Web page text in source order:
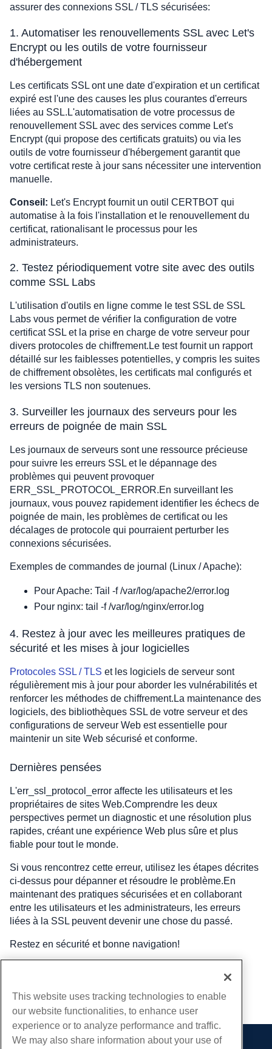
assurer des connexions SSL / TLS sécurisées:
1. Automatiser les renouvellements SSL avec Let's
Encrypt ou les outils de votre fournisseur
d'hébergement
Les certificats SSL ont une date d'expiration et un certificat
expiré est l'une des causes les plus courantes d'erreurs
liées au SSL.L'automatisation de votre processus de
renouvellement SSL avec des services comme Let's
Encrypt (qui propose des certificats gratuits) ou via les
outils de votre fournisseur d'hébergement garantit que
votre certificat reste à jour sans nécessiter une intervention
manuelle.
Conseil: Let's Encrypt fournit un outil CERTBOT qui
automatise à la fois l'installation et le renouvellement du
certificat, rationalisant le processus pour les
administrateurs.
2. Testez périodiquement votre site avec des outils
comme SSL Labs
L'utilisation d'outils en ligne comme le test SSL de SSL
Labs vous permet de vérifier la configuration de votre
certificat SSL et la prise en charge de votre serveur pour
divers protocoles de chiffrement.Le test fournit un rapport
détaillé sur les faiblesses potentielles, y compris les suites
de chiffrement obsolètes, les certificats mal configurés et
les versions TLS non soutenues.
3. Surveiller les journaux des serveurs pour les
erreurs de poignée de main SSL
Les journaux de serveurs sont une ressource précieuse
pour suivre les erreurs SSL et le dépannage des
problèmes qui peuvent provoquer
ERR_SSL_PROTOCOL_ERROR.En surveillant les
journaux, vous pouvez rapidement identifier les échecs de
poignée de main, les problèmes de certificat ou les
décalages de protocole qui pourraient perturber les
connexions sécurisées.
Exemples de commandes de journal (Linux / Apache):
Pour Apache: Tail -f /var/log/apache2/error.log
Pour nginx: tail -f /var/log/nginx/error.log
4. Restez à jour avec les meilleures pratiques de
sécurité et les mises à jour logicielles
Protocoles SSL / TLS et les logiciels de serveur sont
régulièrement mis à jour pour aborder les vulnérabilités et
renforcer les méthodes de chiffrement.La maintenance des
logiciels, des bibliothèques SSL de votre serveur et des
configurations de serveur Web est essentielle pour
maintenir un site Web sécurisé et conforme.
Dernières pensées
L'err_ssl_protocol_error affecte les utilisateurs et les
propriétaires de sites Web.Comprendre les deux
perspectives permet un diagnostic et une résolution plus
rapides, créant une expérience Web plus sûre et plus
fiable pour tout le monde.
Si vous rencontrez cette erreur, utilisez les étapes décrites
ci-dessus pour dépanner et résoudre le problème.En
maintenant des pratiques sécurisées et en collaborant
entre les utilisateurs et les administrateurs, les erreurs
liées à la SSL peuvent devenir une chose du passé.
Restez en sécurité et bonne navigation!
Copie URL
This website uses tracking technologies to enable
our website functionalities, to enhance user
experience or to analyze performance and traffic.
We may also share information about your use of